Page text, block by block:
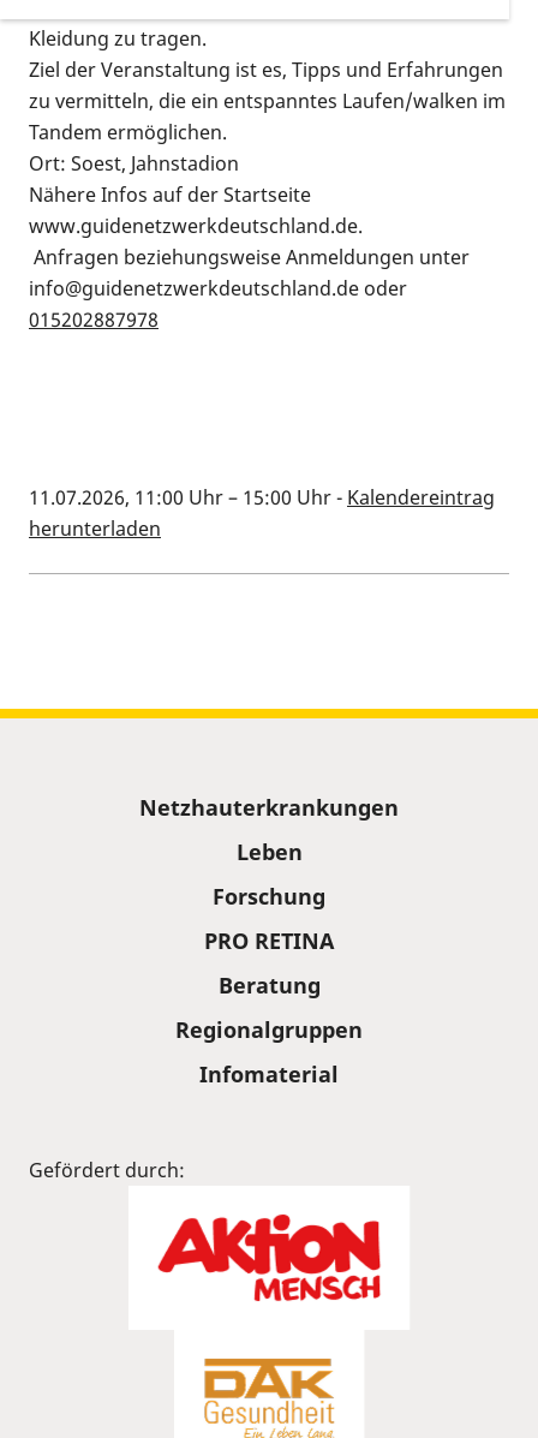
Kleidung zu tragen.
Ziel der Veranstaltung ist es, Tipps und Erfahrungen
zu vermitteln, die ein entspanntes Laufen/walken im
Tandem ermöglichen.
Ort: Soest, Jahnstadion
Nähere Infos auf der Startseite
www.guidenetzwerkdeutschland.de.
Anfragen beziehungsweise Anmeldungen unter
info@guidenetzwerkdeutschland.de oder
015202887978
11.07.2026, 11:00 Uhr– 15:00 Uhr- Kalendereintrag
herunterladen
Netzhauterkrankungen
Leben
Forschung
PRO RETINA
Beratung
Regionalgruppen
Infomaterial
Gefördert durch: